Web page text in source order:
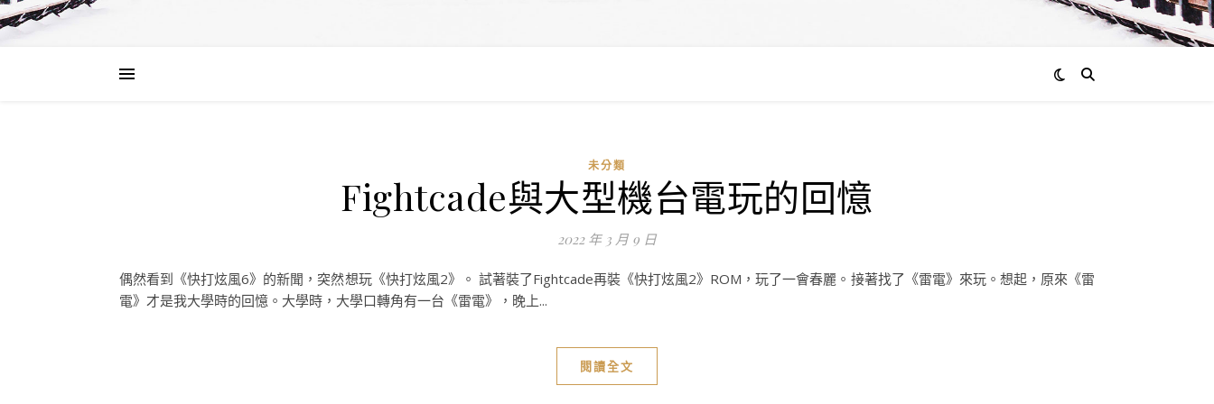
未分類
Fightcade與大型機台電玩的回憶
2022 年 3 月 9 日
偶然看到《快打炫風6》的新聞，突然想玩《快打炫風2》。 試著裝了Fightcade再裝《快打炫風2》ROM，玩了一會春麗。接著找了《雷電》來玩。想起，原來《雷
電》才是我大學時的回憶。大學時，大學口轉角有一台《雷電》，晚上...
閱讀全文